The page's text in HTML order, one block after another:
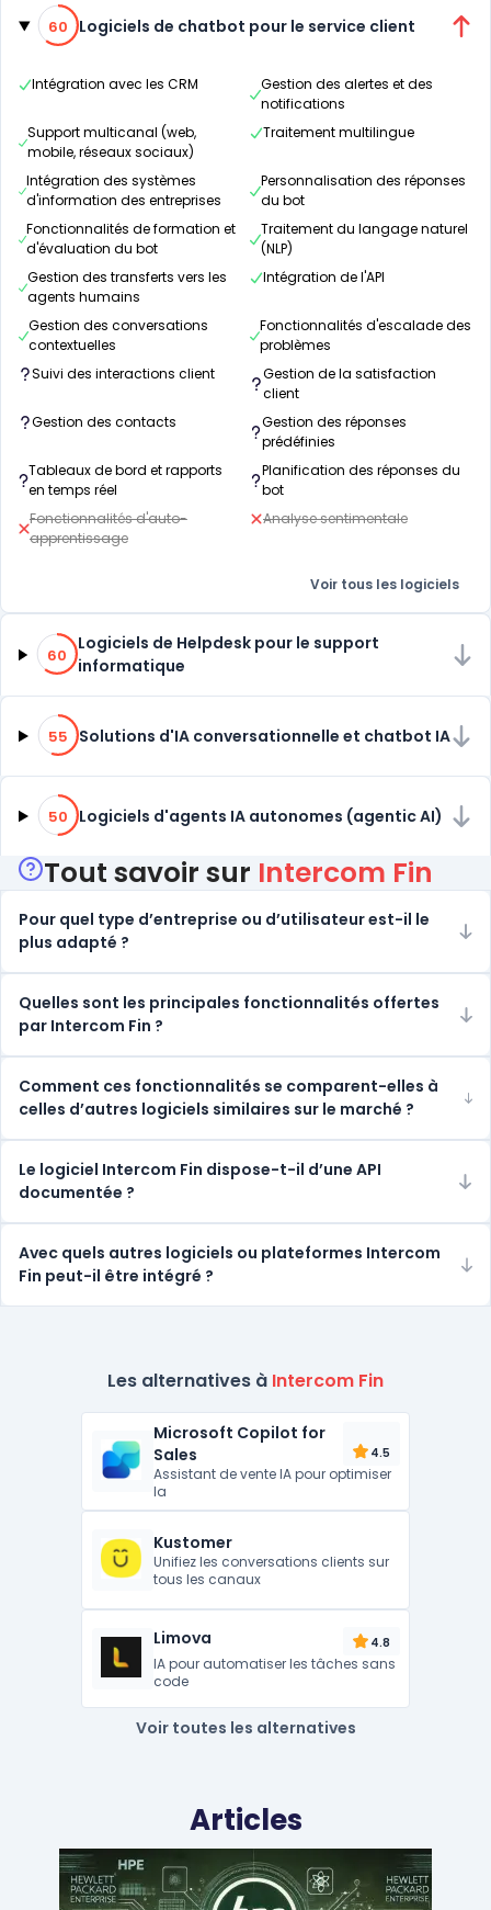
60% de compatibilité
60 Logiciels de chatbot pour le service client
Intégration avec les CRM
Gestion des alertes et des
notifications
Support multicanal (web,
mobile, réseaux sociaux)
Traitement multilingue
Intégration des systèmes
d'information des entreprises
Personnalisation des réponses
du bot
Fonctionnalités de formation et
d'évaluation du bot
Traitement du langage naturel
(NLP)
Gestion des transferts vers les
agents humains
Intégration de l'API
Gestion des conversations
contextuelles
Fonctionnalités d'escalade des
problèmes
Suivi des interactions client
Gestion de la satisfaction
client
Gestion des contacts
Gestion des réponses
prédéfinies
Tableaux de bord et rapports
en temps réel
Planification des réponses du
bot
Fonctionnalités d'auto-
apprentissage
Analyse sentimentale
Voir tous les logiciels
60% de compatibilité
60
Logiciels de Helpdesk pour le support
informatique
55% de compatibilité
55 Solutions d'IA conversationnelle et chatbot IA
50% de compatibilité
50 Logiciels d'agents IA autonomes (agentic AI)
Tout savoir sur Intercom Fin
Pour quel type d’entreprise ou d’utilisateur est-il le
plus adapté ?
Quelles sont les principales fonctionnalités offertes
par Intercom Fin ?
Comment ces fonctionnalités se comparent-elles à
celles d’autres logiciels similaires sur le marché ?
Le logiciel Intercom Fin dispose-t-il d’une API
documentée ?
Avec quels autres logiciels ou plateformes Intercom
Fin peut-il être intégré ?
Les alternatives à Intercom Fin
Microsoft Copilot for
Sales
4.5
Assistant de vente IA pour optimiser
la
Kustomer
Unifiez les conversations clients sur
tous les canaux
Limova 4.8
IA pour automatiser les tâches sans
code
Voir toutes les alternatives
Articles